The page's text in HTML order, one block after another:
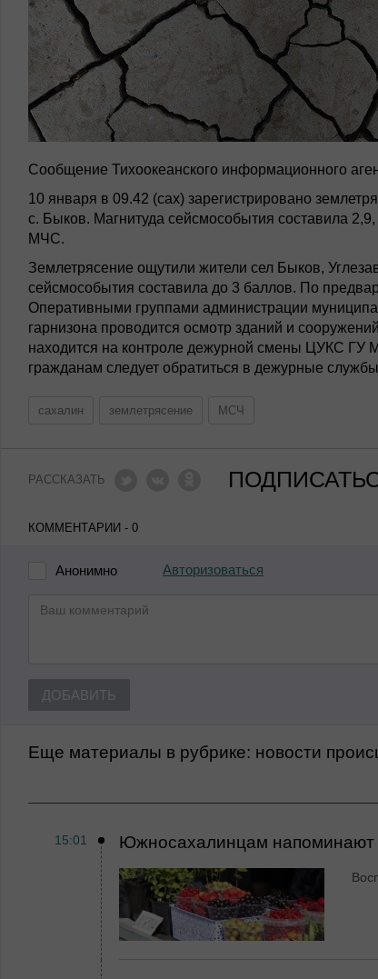
Сообщение Тихоокеанского информационного
10 января в 09.42 (сах) зарегистрировано
с. Быков. Магнитуда сейсмособытия составила
МЧС.
Землетрясение ощутили жители сел Быков,
сейсмособытия составила до 3 баллов. По
Оперативными группами администрации
гарнизона проводится осмотр зданий и
находится на контроле дежурной смены ЦУКС ГУ
гражданам следует обратиться в дежурные
сахалин землетрясение МСЧ
РАССКАЗАТЬ
КОММЕНТАРИИ - 0
Анонимно Авторизоваться
ДОБАВИТЬ
Еще материалы в рубрике: Новости
15:01 Южносахалинцам напоминают